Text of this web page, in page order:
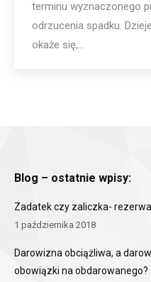
terminu wyznaczonego
odrzucenia spadku.
okaże się,…
Blog – ostatnie wpisy:
Zadatek czy zaliczka-
1 października 2018
Darowizna obciążliwa, a
obowiązki na obdarowanego?